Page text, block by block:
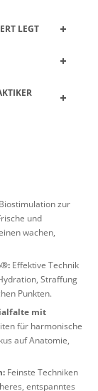
LEGT
zur
und
wachen,
Effektive Technik
Straffung
Punkten.
mit
für harmonische
auf Anatomie,
Feinste Techniken
entspanntes